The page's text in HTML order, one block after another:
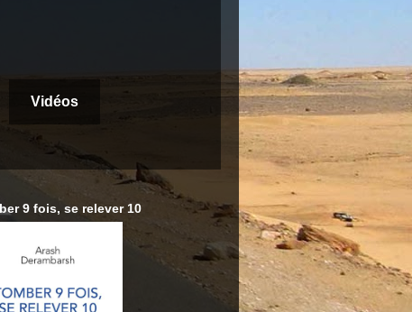
Vidéos
9 fois, se relever 10